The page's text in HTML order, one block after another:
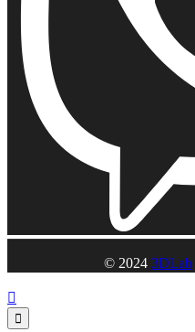
© 2024 3DLab